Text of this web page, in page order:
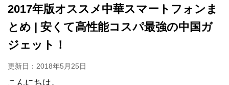
2017年版オススメ中華スマートフォンま
とめ | 安くて高性能コスパ最強の中国ガ
ジェット！
更新日： 2018年5月25日
こんにちは。